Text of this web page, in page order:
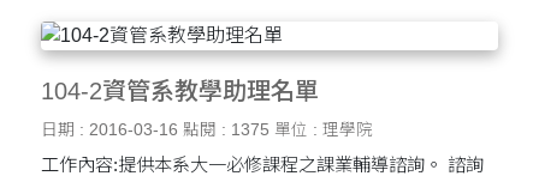
104-2資管系教學助理名單
日期 : 2016-03-16 點閱 : 1375 單位 : 理學院
工作內容:提供本系大一必修課程之課業輔導諮詢。 諮詢